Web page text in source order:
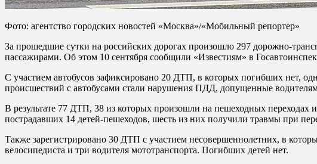
Фото: агентство городских новостей «Москва»/«Мобильный репортер»
За прошедшие сутки на российских дорогах произошло 297 дорожно-
пассажирами. Об этом 10 сентября сообщили «Известиям» в
С участием автобусов зафиксировано 20 ДТП, в которых погибших нет,
происшествий с автобусами стали нарушения ПДД, допущенные
В результате 77 ДТП, 38 из которых произошли на пешеходных переходах
пострадавших 14 детей-пешеходов, шесть из них получили травмы при
Также зарегистрировано 30 ДТП с участием несовершеннолетних, в
велосипедиста и три водителя мототранспорта. Погибших детей нет.